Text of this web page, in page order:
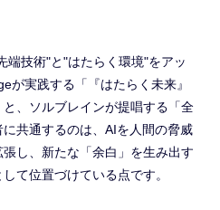
端技術"と"はたらく環境"をアッ
が実践する「『はたらく未来』
、ソルブレインが提唱する「全
共通するのは、AIを人間の脅威
し、新たな「余白」を生み出す
て位置づけている点です。